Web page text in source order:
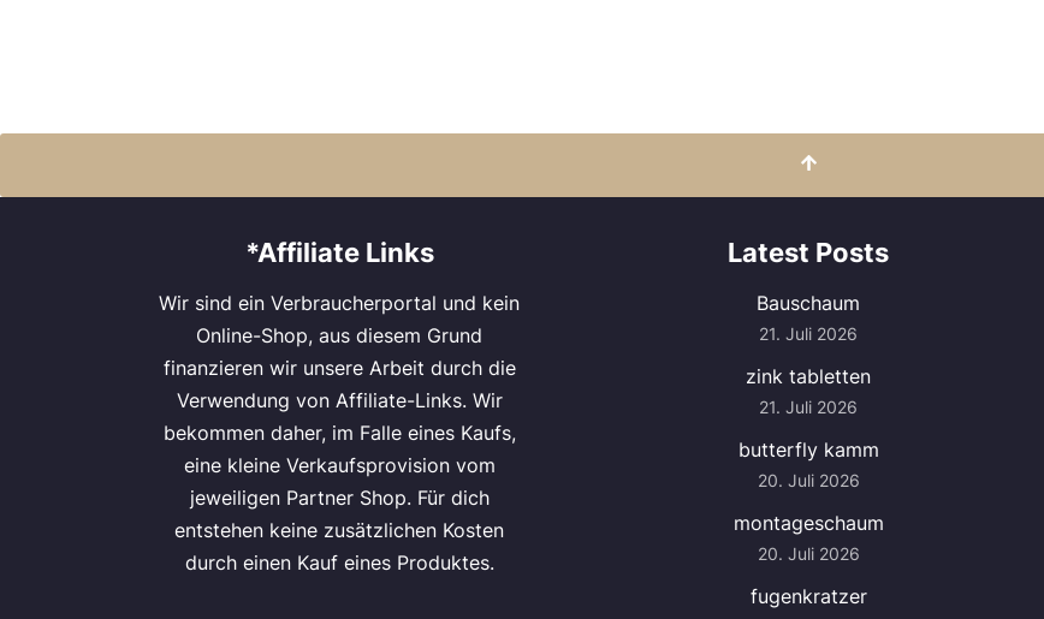
*Affiliate Links
Wir sind ein Verbraucherportal und kein
Online-Shop, aus diesem Grund
finanzieren wir unsere Arbeit durch die
Verwendung von Affiliate-Links. Wir
bekommen daher, im Falle eines Kaufs,
eine kleine Verkaufsprovision vom
jeweiligen Partner Shop. Für dich
entstehen keine zusätzlichen Kosten
durch einen Kauf eines Produktes.
Latest Posts
Bauschaum
21. Juli 2026
zink tabletten
21. Juli 2026
butterfly kamm
20. Juli 2026
montageschaum
20. Juli 2026
fugenkratzer